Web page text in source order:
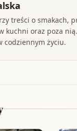
treści o smakach,
kuchni oraz poza
codziennym życiu.